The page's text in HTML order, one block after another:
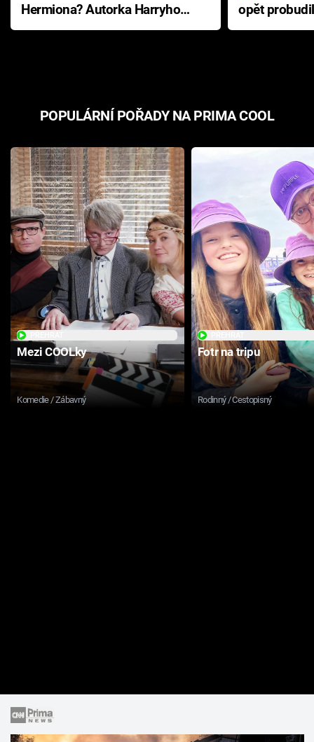
Hermiona? Autorka Harryho
Pottera přišla s ráznou
opět
přichází s
POPULÁRNÍ POŘADY NA PRIMA COOL
Mezi COOLky
Komedie / Zábavný
Fotr na tripu
Rodinný / Cestopisný